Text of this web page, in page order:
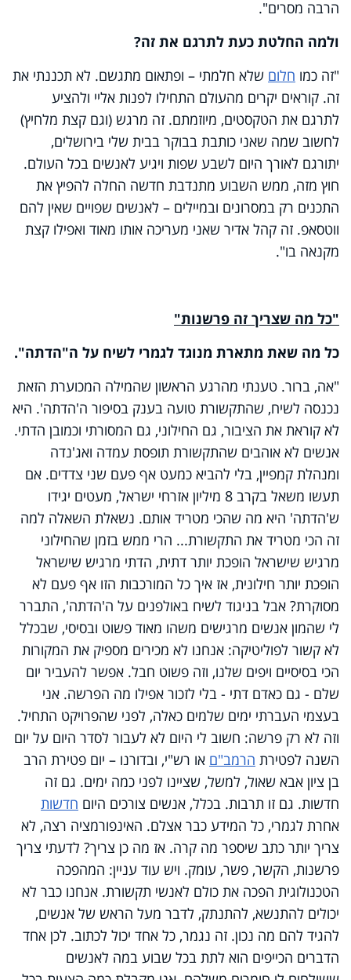
הרבה מסרים".
ולמה החלטת כעת לתרגם את זה?
"זה כמו חלום שלא חלמתי – ופתאום מתגשם. לא תכננתי את
זה. קוראים יקרים מהעולם התחילו לפנות אליי ולהציע
לתרגם את הטקסטים, מיוזמתם. זה מרגש (וגם קצת מלחיץ)
לחשוב שמה שאני כותבת בבוקר בבית שלי בירושלים,
יתורגם לאורך היום לשבע שפות ויגיע לאנשים בכל העולם.
חוץ מזה, ממש השבוע מתנדבת חדשה החלה להפיץ את
התכנים רק במסרונים ובמיילים – לאנשים שפויים שאין להם
ווטסאפ. זה קהל אדיר שאני מעריכה אותו מאוד ואפילו קצת
מקנאה בו".
"כל מה שצריך זה פרשנות"
כל מה שאת מתארת מנוגד לגמרי לשיח על ה"הדתה".
"אה, ברור. טענתי מהרגע הראשון שהמילה המכוערת הזאת
נכנסה לשיח, שהתקשורת טועה בענק בסיפור ה'הדתה'. היא
לא קוראת את הציבור, גם החילוני, גם המסורתי וכמובן הדתי.
אנשים לא אוהבים שהתקשורת תופסת עמדה ואג'נדה
ומנהלת קמפיין, בלי להביא כמעט אף פעם שני צדדים. אם
תעשו משאל בקרב 8 מיליון אזרחי ישראל, מעטים יגידו
ש'הדתה' היא מה שהכי מטריד אותם. נשאלת השאלה למה
זה הכי מטריד את התקשורת... הרי ממש בזמן שהחילוני
מרגיש שישראל הופכת יותר דתית, הדתי מרגיש שישראל
הופכת יותר חילונית, אז איך כל המורכבות הזו אף פעם לא
מסוקרת? אבל בניגוד לשיח באולפנים על ה'הדתה', התברר
לי שהמון אנשים מרגישים משהו מאוד פשוט ובסיסי, שבכלל
לא קשור לפוליטיקה: אנחנו לא מכירים מספיק את המקורות
הכי בסיסיים ויפים שלנו, וזה פשוט חבל. אפשר להעביר יום
שלם - גם כאדם דתי - בלי לזכור אפילו מה הפרשה. אני
בעצמי העברתי ימים שלמים כאלה, לפני שהפרויקט התחיל.
וזה לא רק פרשה: חשוב לי היום לא לעבור לסדר היום על יום
השנה לפטירת הרמב"ם או רש"י, ובדורנו – יום פטירת הרב
בן ציון אבא שאול, למשל, שציינו לפני כמה ימים. גם זה
חדשות. גם זו תרבות. בכלל, אנשים צורכים היום חדשות
אחרת לגמרי, כל המידע כבר אצלם. האינפורמציה רצה, לא
צריך יותר כתב שיספר מה קרה. אז מה כן צריך? לדעתי צריך
פרשנות, הקשר, פשר, עומק. ויש עוד עניין: המהפכה
הטכנולוגית הפכה את כולם לאנשי תקשורת. אנחנו כבר לא
יכולים להתנשא, להתנתק, לדבר מעל הראש של אנשים,
להגיד להם מה נכון. זה נגמר, כל אחד יכול לכתוב. לכן אחד
הדברים הכייפים הוא לתת בכל שבוע במה לאנשים